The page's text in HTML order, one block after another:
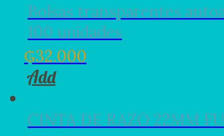
Bolsas transparentes
100 unidades
₲32.000
Add
CINTA DE RAZO 22MM